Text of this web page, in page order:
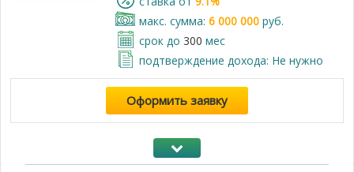
макс. сумма: 6 000 000руб.
срок до 300 мес
подтверждение дохода: Не нужно
Оформить заявку